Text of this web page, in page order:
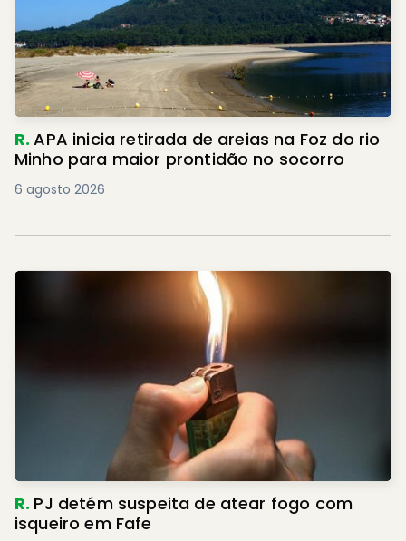
R.APA inicia retirada de areias na Foz do rio
Minho para maior prontidão no socorro
6 agosto 2026
R. PJ detém suspeita de atear fogo com
isqueiro em Fafe